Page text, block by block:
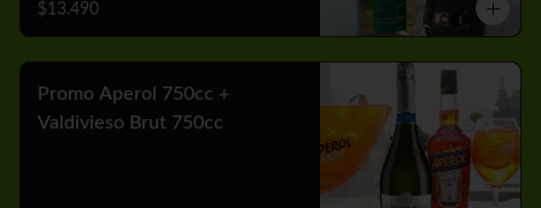
$13.490
Promo Aperol 750cc +
Valdivieso Brut 750cc